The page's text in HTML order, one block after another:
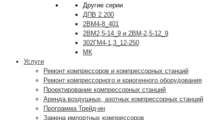
Другие серии
ДПВ 2 200
2ВМ4-8_401
2ВМ2,5-14_9 и 2ВМ-2,5-12_9
302ГМ4-1,3_12-250
МК
Услуги
Ремонт компрессоров и компрессорных станций
Ремонт компрессорного и криогенного оборудования
Проектирование компрессорных станций
Аренда воздушных, азотных компрессорных станций
Программа Трейд-ин
Замена импортных компрессоров